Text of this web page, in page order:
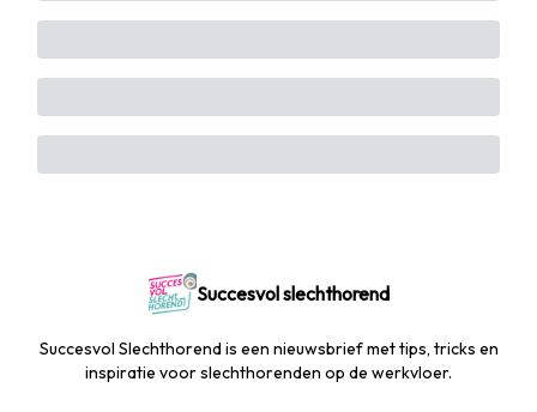
Succesvol slechthorend
Succesvol Slechthorend is een nieuwsbrief met tips, tricks en
inspiratie voor slechthorenden op de werkvloer.